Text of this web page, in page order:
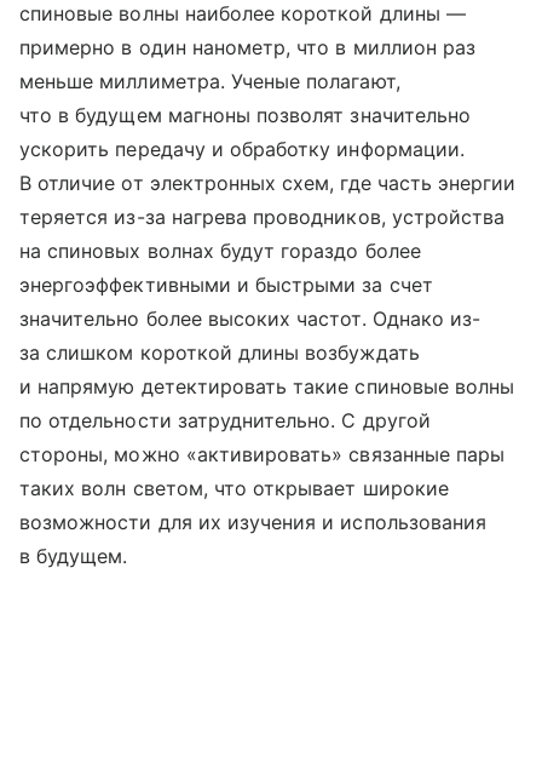
спиновые волны наиболее короткой длины —
примерно в один нанометр, что в миллион раз
меньше миллиметра. Ученые полагают,
что в будущем магноны позволят значительно
ускорить передачу и обработку информации.
В отличие от электронных схем, где часть энергии
теряется из-за нагрева проводников, устройства
на спиновых волнах будут гораздо более
энергоэффективными и быстрыми за счет
значительно более высоких частот. Однако из-
за слишком короткой длины возбуждать
и напрямую детектировать такие спиновые волны
по отдельности затруднительно. С другой
стороны, можно «активировать» связанные пары
таких волн светом, что открывает широкие
возможности для их изучения и использования
в будущем.